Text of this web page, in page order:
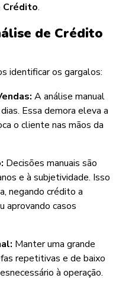
Crédito.
de Crédito
identificar os gargalos:
A análise manual
Essa demora eleva a
o cliente nas mãos da
Decisões manuais são
e à subjetividade. Isso
negando crédito a
aprovando casos
Manter uma grande
repetitivas e de baixo
à operação.